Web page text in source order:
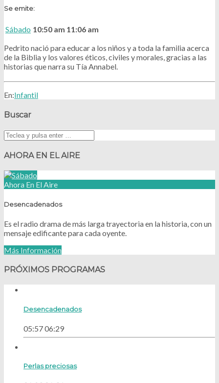
Se emite:
Sábado 10:50 am 11:06 am
Pedrito nació para educar a los niños y a toda la familia acerca
de la Biblia y los valores éticos, civiles y morales, gracias a las
historias que narra su Tía Annabel.
En:Infantil
Buscar
AHORA EN EL AIRE
Ahora En El Aire
Desencadenados
Es el radio drama de más larga trayectoria en la historia, con un
mensaje edificante para cada oyente.
Más Información
PRÓXIMOS PROGRAMAS
Desencadenados
05:5706:29
Perlas preciosas